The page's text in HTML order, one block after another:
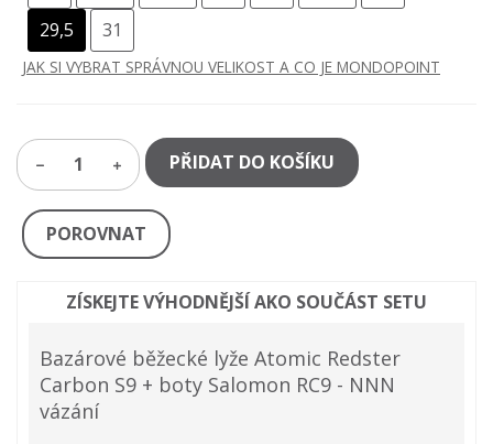
29,5
31
JAK SI VYBRAT SPRÁVNOU VELIKOST A CO JE MONDOPOINT
1 PŘIDAT DO KOŠÍKU
POROVNAT
ZÍSKEJTE VÝHODNĚJŠÍ AKO SOUČÁST SETU
Bazárové běžecké lyže Atomic Redster
Carbon S9 + boty Salomon RC9 - NNN
vázání